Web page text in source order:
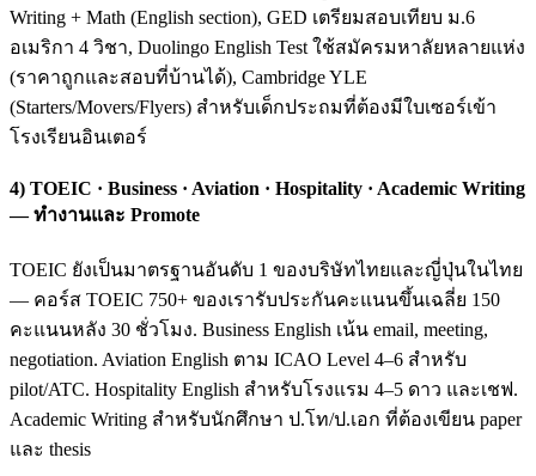
Writing + Math (English section), GED เตรียมสอบเทียบ ม.6
อเมริกา 4 วิชา, Duolingo English Test ใช้สมัครมหาลัยหลายแห่ง
(ราคาถูกและสอบที่บ้านได้), Cambridge YLE
(Starters/Movers/Flyers) สำหรับเด็กประถมที่ต้องมีใบเซอร์เข้า
โรงเรียนอินเตอร์
4) TOEIC · Business · Aviation · Hospitality · Academic Writing
— ทำงานและ Promote
TOEIC ยังเป็นมาตรฐานอันดับ 1 ของบริษัทไทยและญี่ปุ่นในไทย
— คอร์ส TOEIC 750+ ของเรารับประกันคะแนนขึ้นเฉลี่ย 150
คะแนนหลัง 30 ชั่วโมง. Business English เน้น email, meeting,
negotiation. Aviation English ตาม ICAO Level 4–6 สำหรับ
pilot/ATC. Hospitality English สำหรับโรงแรม 4–5 ดาว และเชฟ.
Academic Writing สำหรับนักศึกษา ป.โท/ป.เอก ที่ต้องเขียน paper
และ thesis